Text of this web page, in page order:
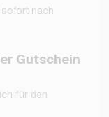
nach
Gutschein
für den